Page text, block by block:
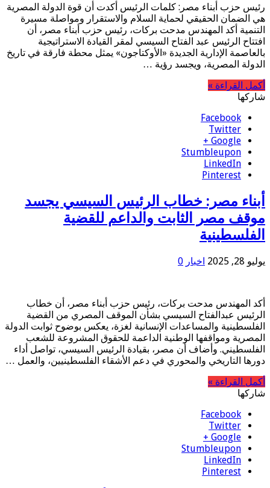
رئيس حزب أبناء مصر: كلمات الرئيس أكدت أن قوة الدولة المصرية
هي الضمان الحقيقي لحماية السلام والاستقرار ومواصلة مسيرة
التنمية أكد المهندس مدحت بركات، رئيس حزب أبناء مصر، أن
افتتاح الرئيس عبد الفتاح السيسي لمقر القيادة الاستراتيجية
بالعاصمة الإدارية الجديدة «الأوكتاجون» يمثل محطة فارقة في تاريخ
الدولة المصرية، ويجسد رؤية …
أكمل القراءة »
شاركها
Facebook
Twitter
Google +
Stumbleupon
LinkedIn
Pinterest
أبناء مصر: خطاب الرئيس السيسي يجسد
موقف مصر الثابت والداعم للقضية
الفلسطينية
يوليو 28, 2025 اخبار 0
أكد المهندس مدحت بركات، رئيس حزب أبناء مصر، أن خطاب
الرئيس عبدالفتاح السيسي بشأن الموقف المصري من القضية
الفلسطينية والمساعدات الإنسانية لغزة، يعكس بوضوح ثوابت الدولة
المصرية ومواقفها الوطنية الداعمة للحقوق المشروعة للشعب
الفلسطيني. وأضاف أن مصر، بقيادة الرئيس السيسي، تواصل أداء
دورها التاريخي والمحوري في دعم الأشقاء الفلسطينيين، والعمل …
أكمل القراءة »
شاركها
Facebook
Twitter
Google +
Stumbleupon
LinkedIn
Pinterest